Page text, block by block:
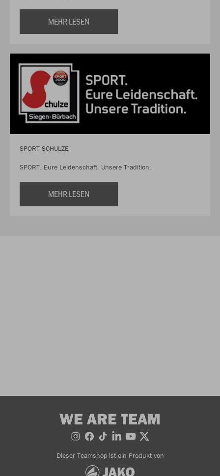
MEHR LESEN
SPORT SCHULZE
SPORT. Eure Leidenschaft. Unsere Tradition.
MEHR LESEN
WE ARE TEAM
Dieser Teamshop ist ein Produkt von